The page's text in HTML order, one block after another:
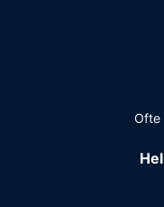
Ofte